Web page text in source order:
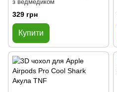
з ведмедиком
329 грн
Купити